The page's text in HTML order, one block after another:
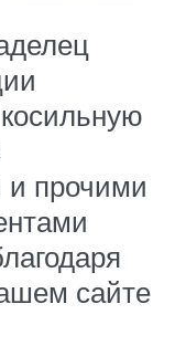
и прочими
сайте